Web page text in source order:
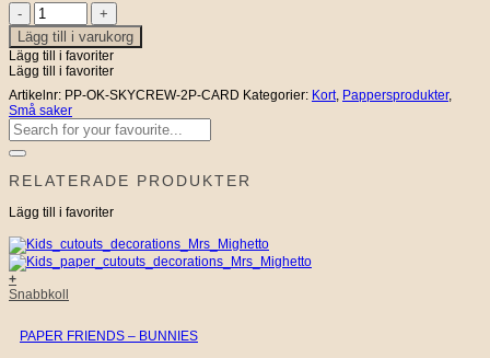
2-
PACK
KORT
SKY
CREW
mängd
Lägg till i varukorg
Lägg till i favoriter
Lägg till i favoriter
Artikelnr: PP-OK-SKYCREW-2P-CARD Kategorier: Kort, Pappersprodukter,
Små saker
Sök
efter:
RELATERADE PRODUKTER
Lägg till i favoriter
+
Snabbkoll
PAPER FRIENDS – BUNNIES